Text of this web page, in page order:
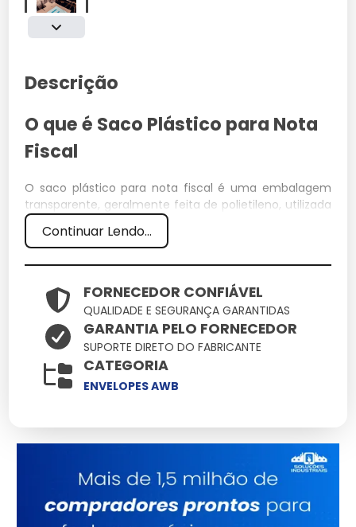
Descrição
O que é Saco Plástico para Nota
Fiscal
O saco plástico para nota fiscal é uma embalagem
transparente, geralmente feita de polietileno, utilizada
para proteger e exibir notas fiscais em remessas. Ele
garante a segurança dos documentos durante o
Especificações Técnicas
Dimensões
(cm)
Peso (kg) Material Capacidade
25 x 35 0.01
Características e Benefícios
Facilita a identificação dos
documentos.
Resistência à água:Protege contra umidade.
Autoadesivo:Fácil fixação em pacotes.
Continuar Lendo...
FORNECEDOR CONFIÁVEL
QUALIDADE E SEGURANÇA GARANTIDAS
GARANTIA PELO FORNECEDOR
SUPORTE DIRETO DO FABRICANTE
CATEGORIA
ENVELOPES AWB